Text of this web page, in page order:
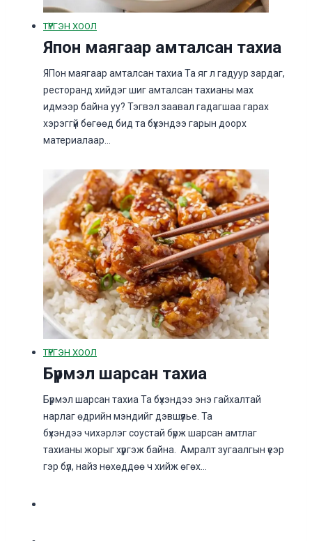
ТҮРГЭН ХООЛ
Япон маягаар амталсан тахиа
ЯПон маягаар амталсан тахиа Та яг л гадуур зардаг,
ресторанд хийдэг шиг амталсан тахианы мах
идмээр байна уу? Тэгвэл заавал гадагшаа гарах
хэрэггүй бөгөөд бид та бүхэндээ гарын доорх
материалаар…
ТҮРГЭН ХООЛ
Бүрмэл шарсан тахиа
Бүрмэл шарсан тахиа Та бүхэндээ энэ гайхалтай
нарлаг өдрийн мэндийг дэвшүүлье. Та
бүхэндээ чихэрлэг соустай бүрж шарсан амтлаг
тахианы жорыг хүргэж байна. Амралт зугаалгын үеэр
гэр бүл, найз нөхөддөө ч хийж өгөх…